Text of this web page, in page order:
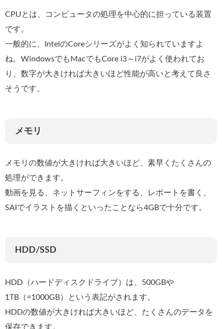
CPUとは、コンピュータの処理を中心的に担っている装置
です。
一般的に、IntelのCoreシリーズがよく知られていますよ
ね。WindowsでもMacでもCore i3～i7がよく使われてお
り、数字が大きければ大きいほど性能が高いと考えて良さ
そうです。
メモリ
メモリの数値が大きければ大きいほど、素早くたくさんの
処理ができます。
動画を見る、ネットサーフィンをする、レポートを書く、
SAIでイラストを描くといったことなら4GBで十分です。
HDD/SSD
HDD（ハードディスクドライブ）は、500GBや
1TB（=1000GB）という表記がされます。
HDDの数値が大きければ大きいほど、たくさんのデータを
保存できます。